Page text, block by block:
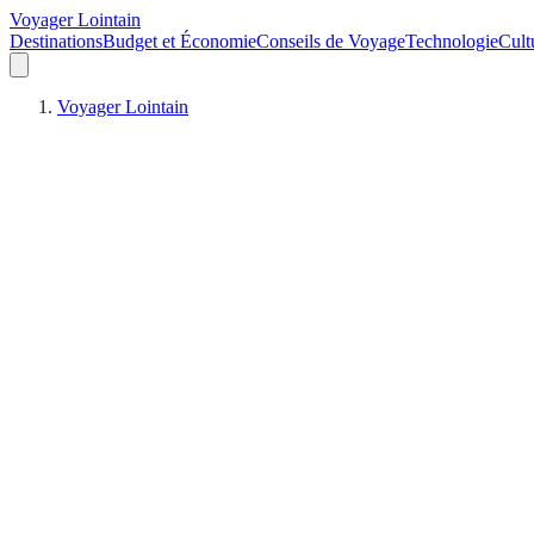
Voyager Lointain
DestinationsBudget et ÉconomieConseils de VoyageTechnologie
Voyager Lointain